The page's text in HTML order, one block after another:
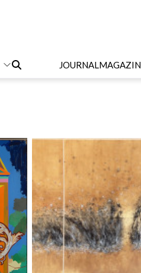
JOURNAL